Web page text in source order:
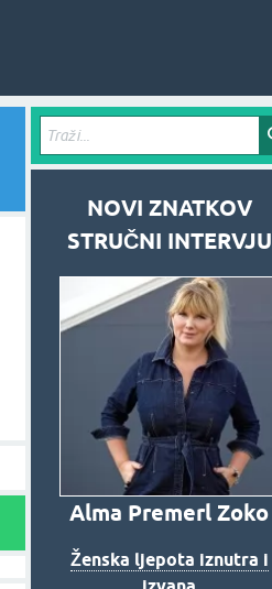
NOVI ZNATKOV
STRUČNI INTERVJU
Alma Premerl Zoko
Ženska ljepota iznutra i